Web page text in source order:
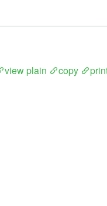
view plain copy